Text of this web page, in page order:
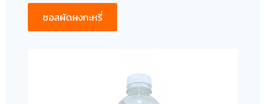
ซอสผัดผงกะหรี่